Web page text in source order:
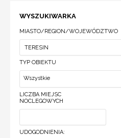
WYSZUKIWARKA
MIASTO/REGION/WOJEWÓDZTWO
TYP OBIEKTU
Wszystkie
LICZBA MIEJSC
NOCLEGOWYCH
UDOGODNIENIA: